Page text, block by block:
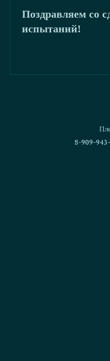
буря 2020
Поздравляем со
испытаний!
8-909-